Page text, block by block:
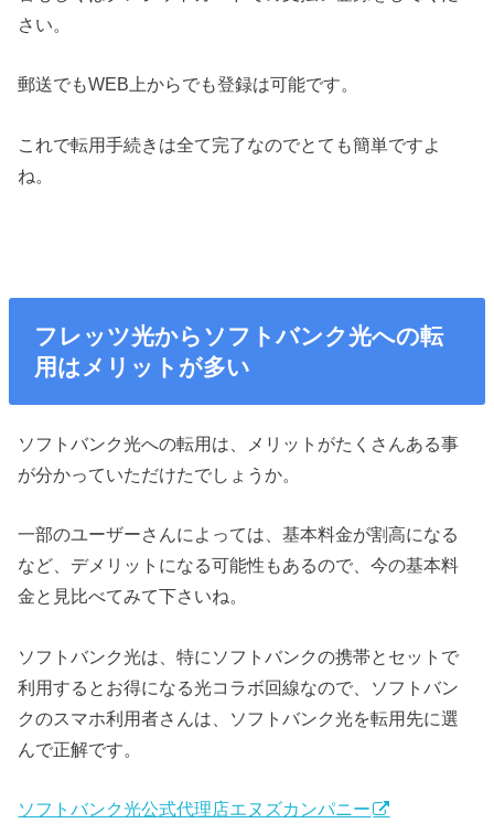
さい。
郵送でもWEB上からでも登録は可能です。
これで転用手続きは全て完了なのでとても簡単ですよ
ね。
フレッツ光からソフトバンク光への転
用はメリットが多い
ソフトバンク光への転用は、メリットがたくさんある事
が分かっていただけたでしょうか。
一部のユーザーさんによっては、基本料金が割高になる
など、デメリットになる可能性もあるので、今の基本料
金と見比べてみて下さいね。
ソフトバンク光は、特にソフトバンクの携帯とセットで
利用するとお得になる光コラボ回線なので、ソフトバン
クのスマホ利用者さんは、ソフトバンク光を転用先に選
んで正解です。
ソフトバンク光公式代理店エヌズカンパニー